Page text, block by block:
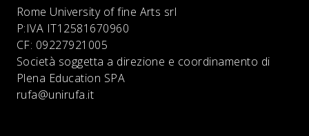
Rome University of fine Arts srl
P:IVA IT12581670960
CF: 09227921005
Società soggetta a direzione e coordinamento di
Plena Education SPA
rufa@unirufa.it